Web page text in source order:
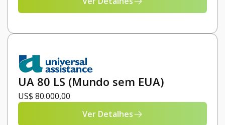
UA 80 LS (Mundo sem EUA)
US$ 80.000,00
Ver Detalhes